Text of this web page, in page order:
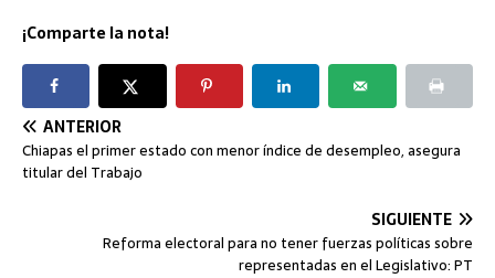
¡Comparte la nota!
ANTERIOR
Chiapas el primer estado con menor índice de desempleo, asegura
titular del Trabajo
SIGUIENTE
Reforma electoral para no tener fuerzas políticas sobre
representadas en el Legislativo: PT